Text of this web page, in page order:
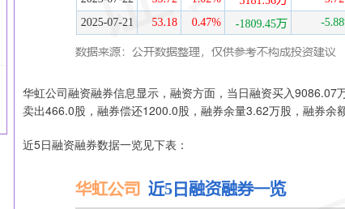
华虹公司融资融券信息显示，融资方面，当日融资买入
卖出466.0股，融券偿还1200.0股，融券余量3.62万股，融券余
近5日融资融券数据一览见下表：